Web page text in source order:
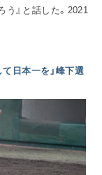
う』と話した。2021
て日本一を」峰下選